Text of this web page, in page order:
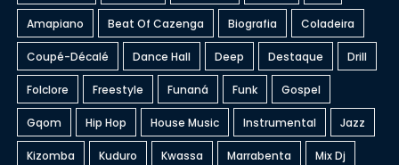
Amapiano Beat Of Cazenga Biografia Coladeira
Coupé-Décalé Dance Hall Deep Destaque Drill
Folclore Freestyle Funaná Funk Gospel
Gqom Hip Hop House Music Instrumental Jazz
Kizomba Kuduro Kwassa Marrabenta Mix Dj